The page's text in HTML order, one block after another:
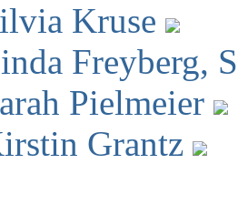
Kruse
Freyberg,
Pielmeier
Grantz